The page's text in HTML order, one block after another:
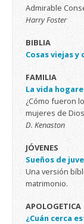
Admirable
Harry Foster
BIBLIA
Cosas viejas y
FAMILIA
La vida
¿Cómo fueron
mujeres de
D. Kenaston
JÓVENES
Sueños de
Una versión
matrimonio.
APOLOGETICA
¿Cuán cerca